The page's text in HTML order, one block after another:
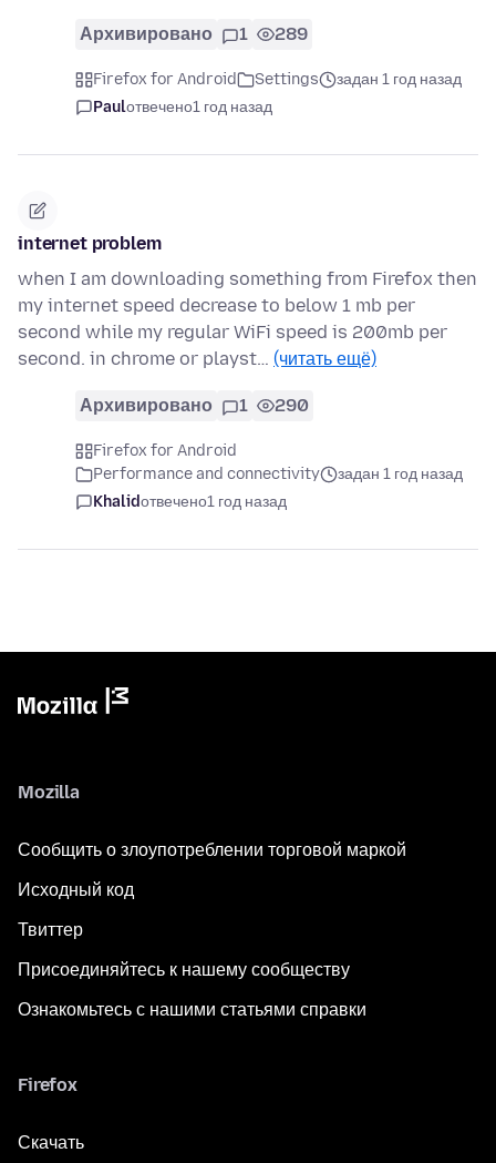
Архивировано 1 289
Firefox for Android Settings
задан 1 год назад
Paulотвечено1 год назад
internet problem
when I am downloading something from Firefox then
my internet speed decrease to below 1 mb per
second while my regular WiFi speed is 200mb per
second. in chrome or playst… (читать ещё)
Архивировано 1 290
Firefox for Android
Performance and connectivity
задан 1 год назад
Khalidотвечено1 год назад
Mozilla
Сообщить о злоупотреблении торговой маркой
Исходный код
Твиттер
Присоединяйтесь к нашему сообществу
Ознакомьтесь с нашими статьями справки
Firefox
Скачать